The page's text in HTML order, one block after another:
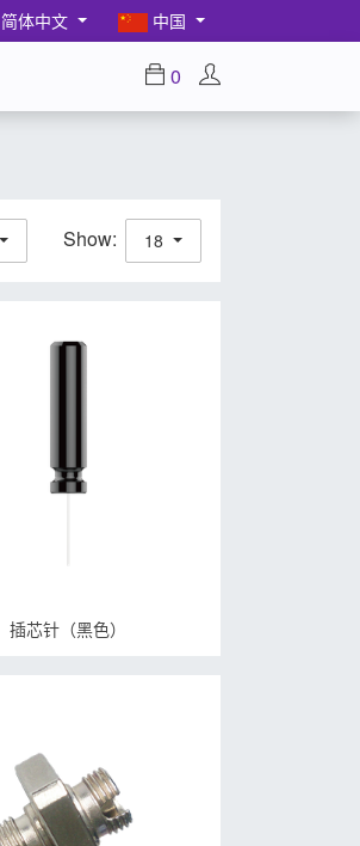
简体中文 中国
0
Show: 18
插芯针（黑色）